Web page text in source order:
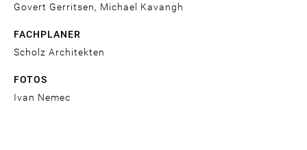
Govert Gerritsen, Michael Kavangh
FACHPLANER
Scholz Architekten
FOTOS
Ivan Nemec